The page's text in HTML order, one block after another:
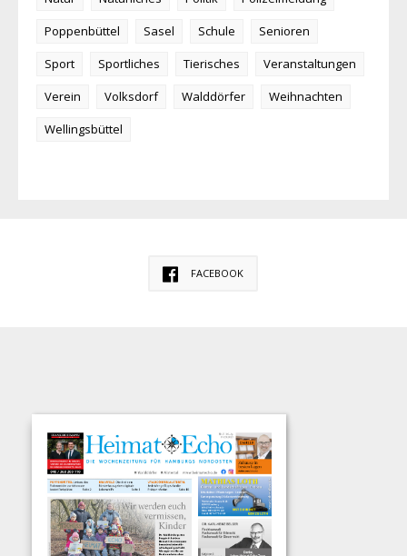
Poppenbüttel
Sasel Schule
Senioren
Sport
Sportliches Tierisches
Veranstaltungen
Verein
Volksdorf Walddörfer
Weihnachten
Wellingsbüttel
FACEBOOK